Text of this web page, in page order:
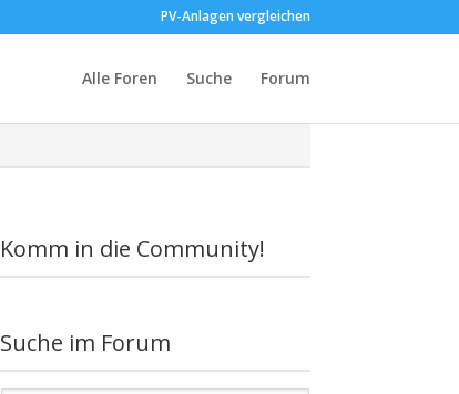
PV-Anlagen vergleichen
Alle Foren Suche Forum
Komm in die Community!
Suche im Forum